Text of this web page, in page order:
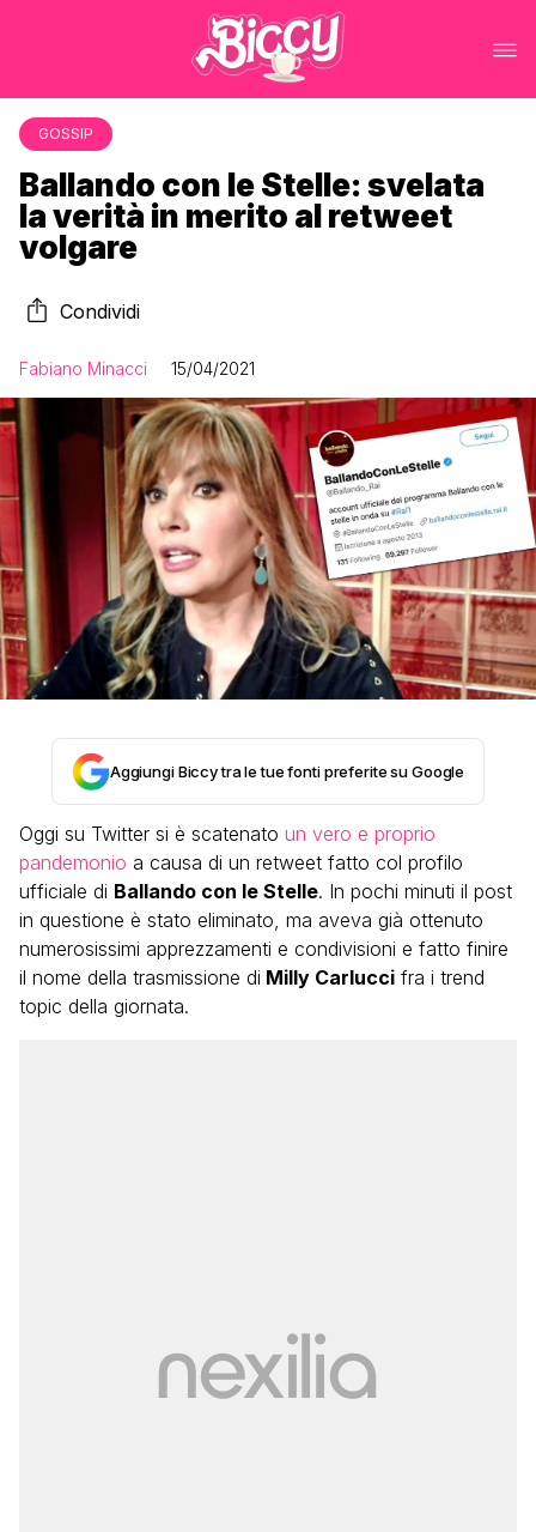
GOSSIP
Ballando con le Stelle: svelata
la verità in merito al retweet
volgare
Condividi
Fabiano Minacci 15/04/2021
Aggiungi Biccy tra le tue fonti preferite su Google
Oggi su Twitter si è scatenato un vero e proprio
pandemonio a causa di un retweet fatto col profilo
ufficiale di Ballando con le Stelle. In pochi minuti il post
in questione è stato eliminato, ma aveva già ottenuto
numerosissimi apprezzamenti e condivisioni e fatto finire
il nome della trasmissione di Milly Carlucci fra i trend
topic della giornata.